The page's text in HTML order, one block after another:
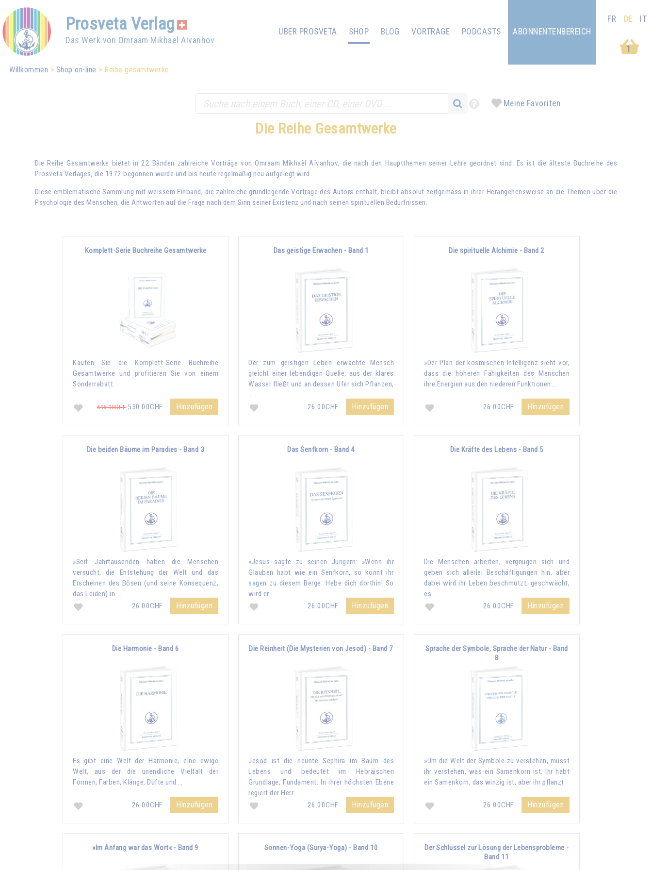
Prosveta Verlag
Das Werk von Omraam Mikhael Aivanhov
ÜBER PROSVETA SHOP BLOG VORTRÄGE
PODCASTS
1
ABONNENTENBEREICH
FR DE IT
Willkommen Shop on-line Reihe gesamtwerke
Meine Favoriten
Die Reihe Gesamtwerke
Die Reihe Gesamtwerke bietet in 22 Bänden zahlreiche Vorträge vonOmraam Mikhaël Aïvanhov, die nach den Hauptthemen seiner Lehre geordnet sind. Es ist die älteste Buchreihe des
Prosveta Verlages, die 1972 begonnen wurde und bis heute regelmäßig neu aufgelegt wird.
Diese emblematische Sammlung mit weissem Einband, die zahlreiche grundlegende Vorträge des Autors enthält, bleibt absolut zeitgemäss in ihrer Herangehensweise an die Themen über die
Psychologie des Menschen, die Antworten auf die Frage nach dem Sinn seiner Existenz und nach seinen spirituellen Bedürfnissen.
Komplett-Serie Buchreihe Gesamtwerke
Kaufen Sie die Komplett-Serie Buchreihe
Gesamtwerke und profitieren Sie von einem
Sonderrabatt.
596.00CHF530.00CHF Hinzufügen
Das geistige Erwachen - Band 1
Der zum geistigen Leben erwachte Mensch
gleicht einer lebendigen Quelle, aus der klares
Wasser fließt und an dessen Ufer sich Pflanzen,
26.00CHF
Hinzufügen
Die spirituelle Alchimie - Band 2
»Der Plan der kosmischen Intelligenz sieht vor,
dass die höheren Fähigkeiten des Menschen
ihre Energien aus den niederen Funktionen …
26.00CHF Hinzufügen
Die beiden Bäume im Paradies - Band 3
»Seit Jahrtausenden haben die Menschen
versucht, die Entstehung der Welt und das
Erscheinen des Bösen (und seine Konsequenz,
das Leiden) in …
26.00CHF
Hinzufügen
Das Senfkorn - Band 4
»Jesus sagte zu seinen Jüngern: »Wenn ihr
Glauben habt wie ein Senfkorn, so könnt ihr
sagen zu diesem Berge: Hebe dich dorthin! So
wird er …
26.00CHF
Hinzufügen
Die Kräfte des Lebens - Band 5
Die Menschen arbeiten, vergnügen sich und
geben sich allerlei Beschäftigungen hin, aber
dabei wird ihr Leben beschmutzt, geschwächt,
es …
26.00CHF
Hinzufügen
Die Harmonie - Band 6
Es gibt eine Welt der Harmonie, eine ewige
Welt, aus der die unendliche Vielfalt der
Formen, Farben, Klänge, Düfte und …
26.00CHF Hinzufügen
Die Reinheit (Die Mysterien von Jesod) - Band 7
Jesod ist die neunte Sephira im Baum des
Lebens und bedeutet im Hebräischen
Grundlage, Fundament. In ihrer höchsten Ebene
regiert der Herr …
26.00CHF
Hinzufügen
Sprache der Symbole, Sprache der Natur - Band
8
»Um die Welt der Symbole zu verstehen, müsst
ihr verstehen, was ein Samenkorn ist. Ihr habt
ein Samenkorn, das winzig ist, aber ihr pflanzt
26.00CHF Hinzufügen
»Im Anfang war das Wort« - Band 9 Sonnen-Yoga (Surya-Yoga) - Band 10
Der Schlüssel zur Lösung der Lebensprobleme -
Band 11